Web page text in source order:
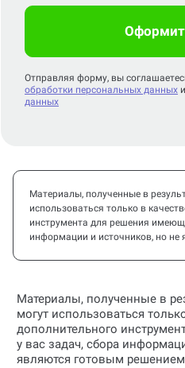
Отправляя форму, вы
обработки персональных данных
данных
Материалы, полученные в
использоваться только в
инструмента для решения
информации и источников, но
Материалы, полученные в
могут использоваться
дополнительного
у вас задач, сбора
являются готовым